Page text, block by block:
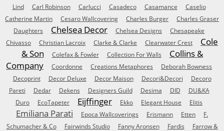
Lind
Carl Robinson Carlucci Casadeco Casamance
Caselio
Catherine Martin
Cesaro Wallcovering Charles Burger
Charles Graser
Daughters
Chelsea Decor Chelsea Designs
Chesapeake
Chivasso
Christian Lacroix Clarke & Clarke Clearwater Crest
Cole
& Son
Colefax & Fowler Collection For Walls
Collins &
Company
Coordonne Creations Metaphores
Deborah Bowness
Decoprint
Decor Deluxe Decor Maison Decori&Decori
Decoro
Pareti
Dedar Dekens Designers Guild Desima DID
DU&KA
Duro
EcoTapeter Eijffinger Ekko Elegant House Elitis
Emiliana Parati Epoca Wallcoverings Erismann Etten
F.
Schumacher & Co
Fairwinds Studio Fanny Aronsen Fardis
Farrow &